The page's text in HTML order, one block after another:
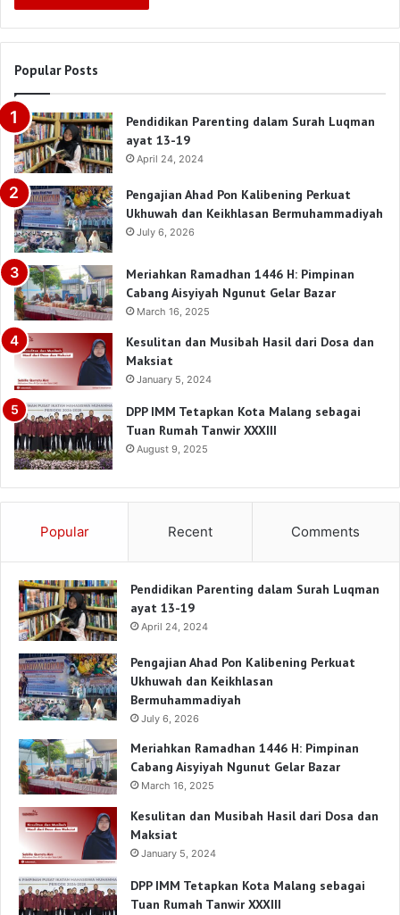
Popular Posts
Pendidikan Parenting dalam Surah Luqman
ayat 13-19
April 24, 2024
Pengajian Ahad Pon Kalibening Perkuat
Ukhuwah dan Keikhlasan Bermuhammadiyah
July 6, 2026
Meriahkan Ramadhan 1446 H: Pimpinan
Cabang Aisyiyah Ngunut Gelar Bazar
March 16, 2025
Kesulitan dan Musibah Hasil dari Dosa dan
Maksiat
January 5, 2024
DPP IMM Tetapkan Kota Malang sebagai
Tuan Rumah Tanwir XXXIII
August 9, 2025
Popular Recent Comments
Pendidikan Parenting dalam Surah Luqman
ayat 13-19
April 24, 2024
Pengajian Ahad Pon Kalibening Perkuat
Ukhuwah dan Keikhlasan
Bermuhammadiyah
July 6, 2026
Meriahkan Ramadhan 1446 H: Pimpinan
Cabang Aisyiyah Ngunut Gelar Bazar
March 16, 2025
Kesulitan dan Musibah Hasil dari Dosa dan
Maksiat
January 5, 2024
DPP IMM Tetapkan Kota Malang sebagai
Tuan Rumah Tanwir XXXIII